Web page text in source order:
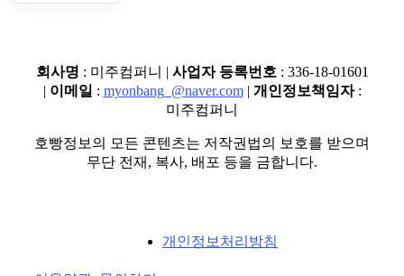
회사명 : 미주컴퍼니 | 사업자 등록번호 : 336-18-01601
| 이메일 : myonbang_@naver.com| 개인정보책임자:
미주컴퍼니
호빵정보의 모든 콘텐츠는 저작권법의 보호를 받으며
무단 전재, 복사, 배포 등을 금합니다.
개인정보처리방침